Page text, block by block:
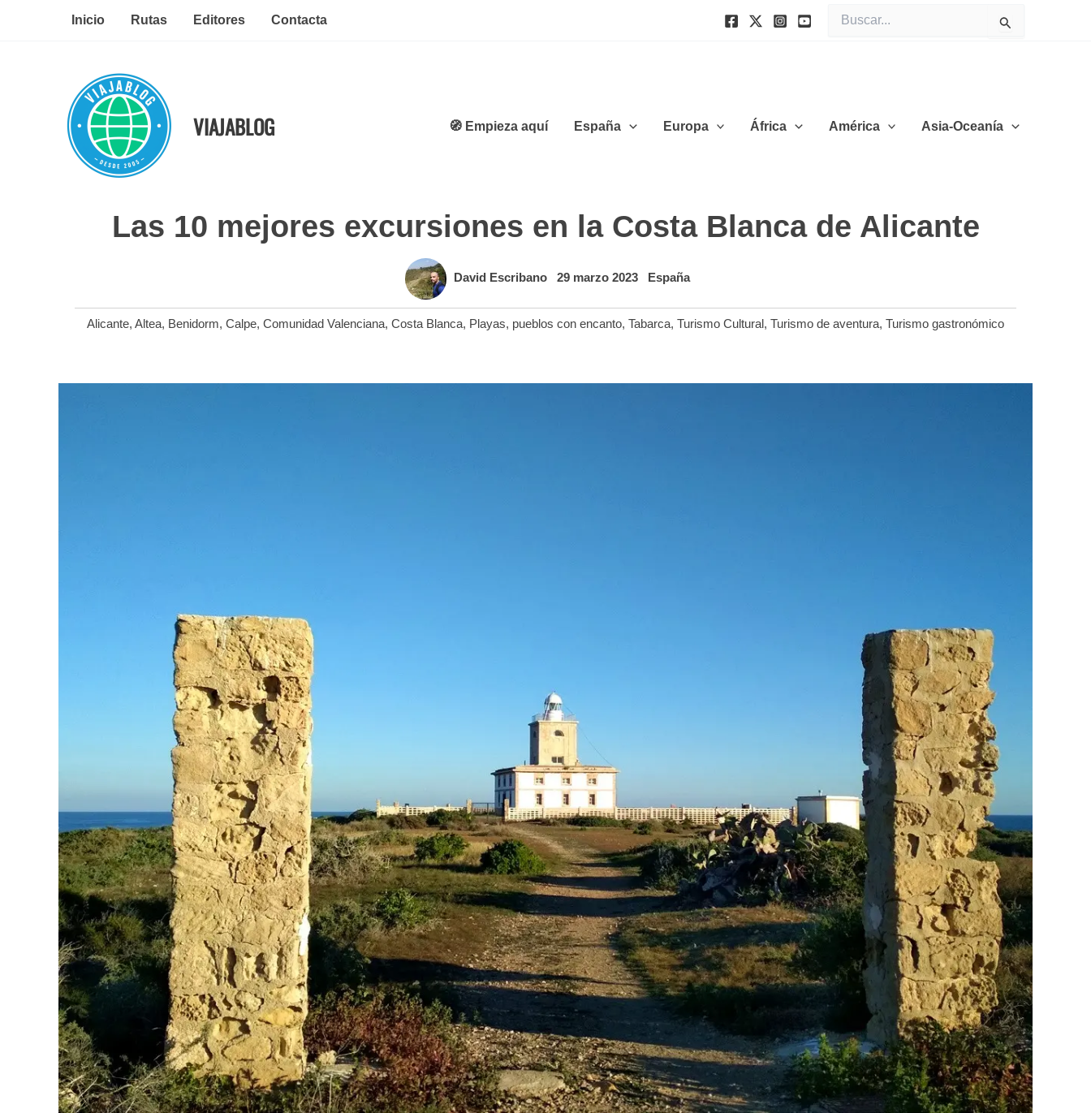
Inicio Rutas Editores Contacta
por:
VIAJABLOG 🧭 Empieza aquí España Europa África América Asia-Oceanía
Las 10 mejores excursiones en la Costa Blanca de Alicante
David Escribano 29 marzo 2023 España
Alicante, Altea, Benidorm, Calpe, Comunidad Valenciana, Costa Blanca, Playas, pueblos con encanto, Tabarca, Turismo Cultural, Turismo de aventura, Turismo gastronómico